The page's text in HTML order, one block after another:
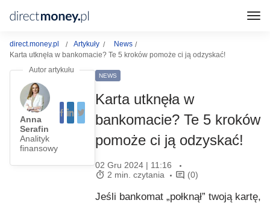
direct.money.pl Artykuły
News
Karta utknęła w bankomacie? Te 5 kroków pomoże ci ją odzyskać!
Anna
Serafin
Analityk
finansowy
NEWS
Karta utknęła w
bankomacie? Te 5 kroków
pomoże ci ją odzyskać!
02 Gru 2024 | 11:16
2 min. czytania
(0)
Jeśli bankomat „połknął” twoją kartę,